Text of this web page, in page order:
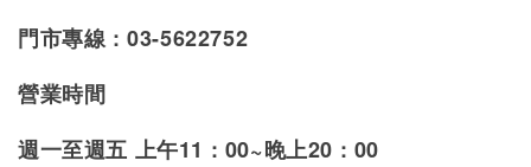
門市專線 : 03-5622752
營業時間
週一至週五 上午11 : 00~晚上20 : 00